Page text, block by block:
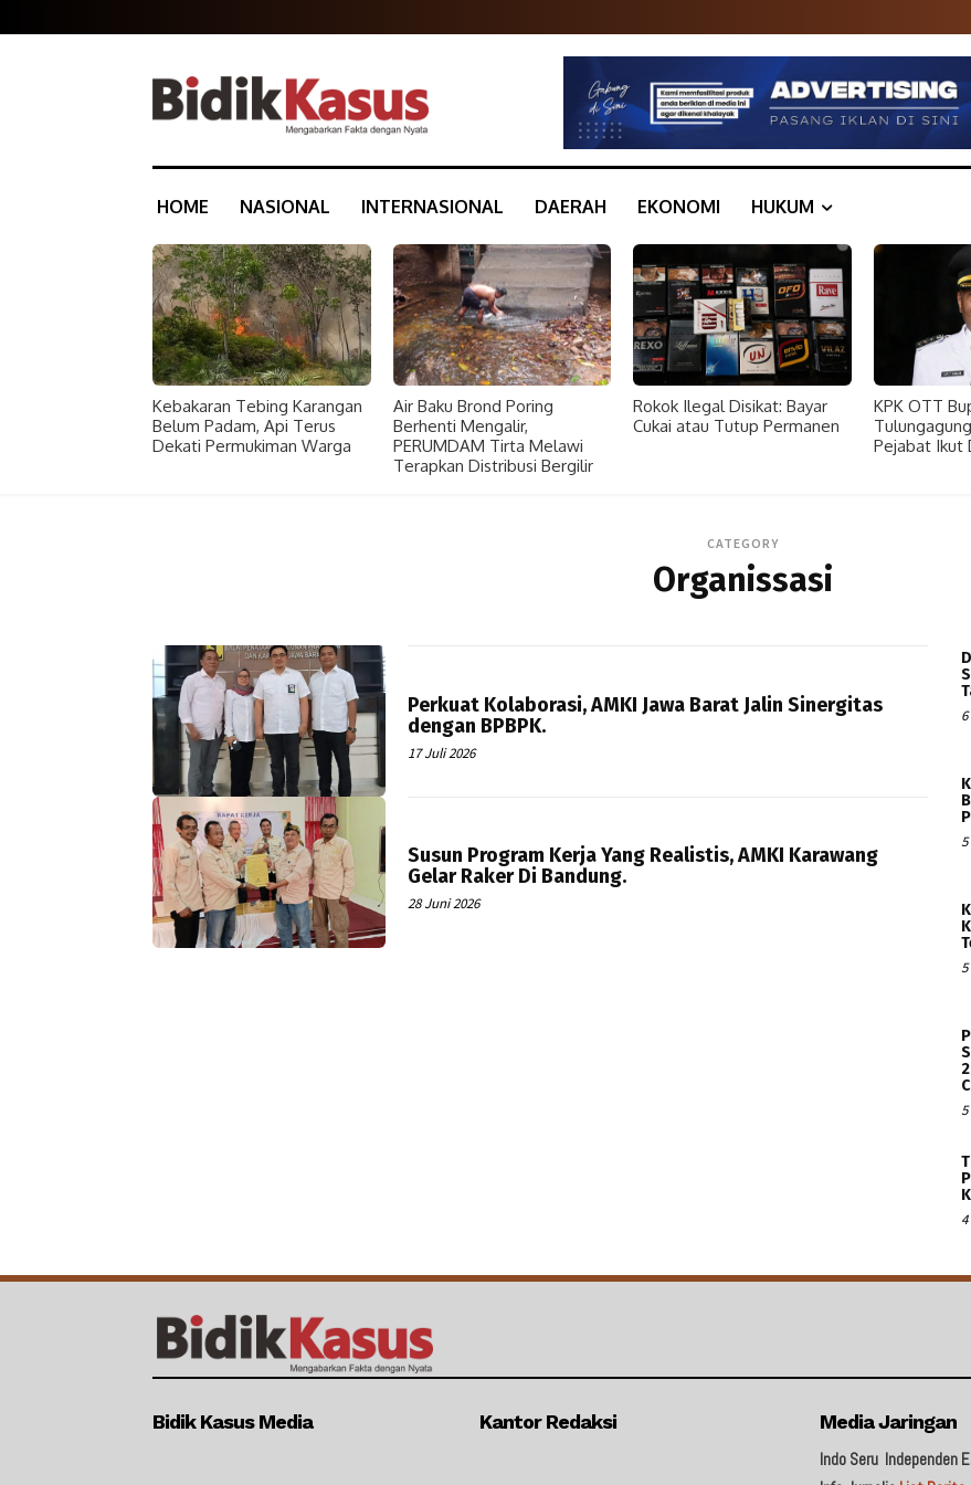
HOME NASIONAL INTERNASIONAL DAERAH EKONOMI HUKUM
Kebakaran Tebing Karangan
Belum Padam, Api Terus
Dekati Permukiman Warga
Air Baku Brond Poring
Berhenti Mengalir,
PERUMDAM Tirta Melawi
Terapkan Distribusi Bergilir
Rokok Ilegal Disikat: Bayar
Cukai atau Tutup Permanen
KPK OTT
Pejabat Ikut
CATEGORY
Organissasi
Perkuat Kolaborasi, AMKI Jawa Barat Jalin Sinergitas
dengan BPBPK.
17 Juli 2026
Susun Program Kerja Yang Realistis, AMKI Karawang
Gelar Raker Di Bandung.
28 Juni 2026
5
5
5
Bidik Kasus Media Kantor Redaksi Media Jaringan
Indo Seru Independen